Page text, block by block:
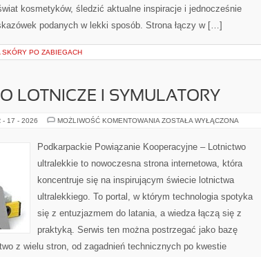
kosmetyków, śledzić aktualne inspiracje i jednocześnie
podanych w lekki sposób. Strona łączy w […]
SKÓRY PO ZABIEGACH
LOTNICZE I SYMULATORY
- 17 - 2026 MOŻLIWOŚĆ KOMENTOWANIA MODELARSTWO
SYMULATORY
ZOSTAŁA WYŁĄCZONA
Podkarpackie Powiązanie Kooperacyjne – Lotnictwo
ultralekkie to nowoczesna strona internetowa, która
koncentruje się na inspirującym świecie lotnictwa
ultralekkiego. To portal, w którym technologia spotyka
się z entuzjazmem do latania, a wiedza łączą się z
praktyką. Serwis ten można postrzegać jako bazę
z wielu stron, od zagadnień technicznych po kwestie